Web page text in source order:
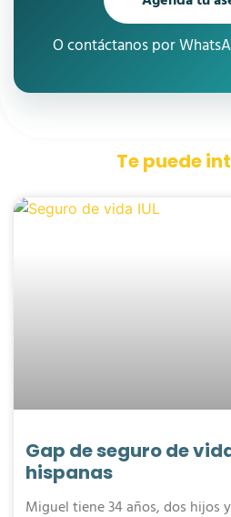
O contáctanos por
Te puede
Gap de seguro de
hispanas
Miguel tiene 34 años, dos hijos